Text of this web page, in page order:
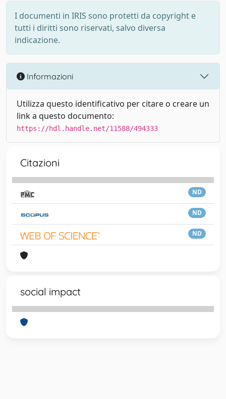
I documenti in IRIS sono protetti da copyright e
tutti i diritti sono riservati, salvo diversa
indicazione.
Informazioni
Utilizza questo identificativo per citare o creare un
link a questo documento:
https://hdl.handle.net/11588/494333
Citazioni
ND
ND
ND
social impact